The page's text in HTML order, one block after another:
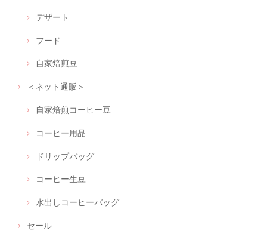
デザート
フード
自家焙煎豆
＜ネット通販＞
自家焙煎コーヒー豆
コーヒー用品
ドリップバッグ
コーヒー生豆
水出しコーヒーバッグ
セール